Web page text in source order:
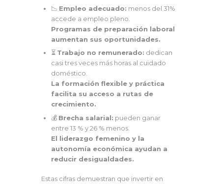
📉 Empleo adecuado: menos del 31%
accede a empleo pleno.
Programas de preparación laboral
aumentan sus oportunidades.
⏳ Trabajo no remunerado: dedican
casi tres veces más horas al cuidado
doméstico.
La formación flexible y práctica
facilita su acceso a rutas de
crecimiento.
💰 Brecha salarial: pueden ganar
entre 13 % y 26 % menos.
El liderazgo femenino y la
autonomía económica ayudan a
reducir desigualdades.
Estas cifras demuestran que invertir en